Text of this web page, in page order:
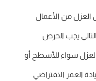
العزل من الأعمال
يجب الحرص
سواء للأسطح أو
العمر الافتراضي